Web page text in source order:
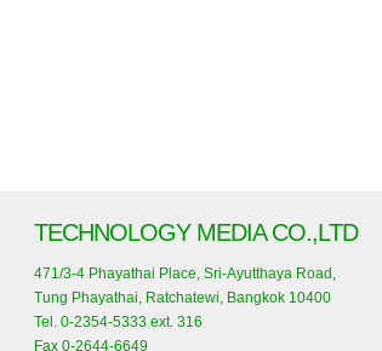
TECHNOLOGY MEDIA CO.,LTD
471/3-4 Phayathai Place, Sri-Ayutthaya Road,
Tung Phayathai, Ratchatewi, Bangkok 10400
Tel. 0-2354-5333 ext. 316
Fax 0-2644-6649